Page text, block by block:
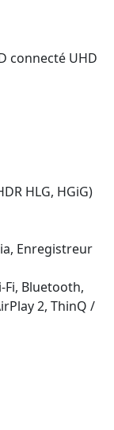
connecté UHD
HLG, HGiG)
Enregistreur
Fi, Bluetooth,
2, ThinQ /